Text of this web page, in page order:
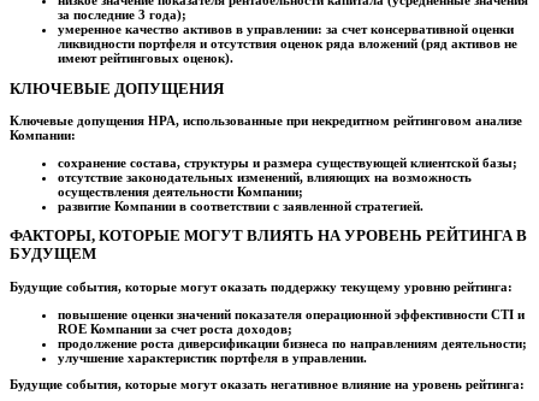
за последние 3 года);
умеренное качество активов в управлении: за счет консервативной оценки
ликвидности портфеля и отсутствия оценок ряда вложений (ряд активов не
имеют рейтинговых оценок).
КЛЮЧЕВЫЕ ДОПУЩЕНИЯ
Ключевые допущения НРА, использованные при некредитном рейтинговом анализе
Компании:
сохранение состава, структуры и размера существующей клиентской базы;
отсутствие законодательных изменений, влияющих на возможность
осуществления деятельности Компании;
развитие Компании в соответствии с заявленной стратегией.
ФАКТОРЫ, КОТОРЫЕ МОГУТ ВЛИЯТЬ НА УРОВЕНЬ РЕЙТИНГА В
БУДУЩЕМ
Будущие события, которые могут оказать поддержку текущему уровню рейтинга:
повышение оценки значений показателя операционной эффективности CTI и
ROE Компании за счет роста доходов;
продолжение роста диверсификации бизнеса по направлениям деятельности;
улучшение характеристик портфеля в управлении.
Будущие события, которые могут оказать негативное влияние на уровень рейтинга: